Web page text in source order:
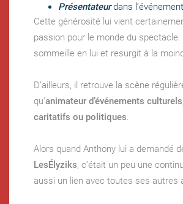
Présentateurdans
Cette générosité lui vient
passion pour le monde du spectacle.
sommeille en lui et resurgit à la
D’ailleurs, il retrouve la scène
qu’animateur d’événements
caritatifs ou politiques.
Alors quand Anthony lui a demandé
LesÉlyziks, c’était un peu une
aussi un lien avec toutes ses autres